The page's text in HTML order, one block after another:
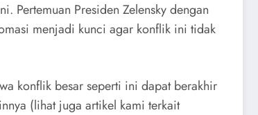
Pertemuan Presiden Zelensky dengan
menjadi kunci agar konflik ini tidak
konflik besar seperti ini dapat berakhir
(lihat juga artikel kami terkait